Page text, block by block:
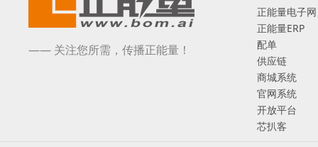
—— 关注您所需，传播正能量！
正能量电子网
正能量ERP
配单
供应链
商城系统
官网系统
开放平台
芯扒客